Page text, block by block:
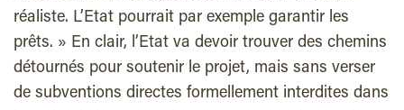
réaliste. L’Etat pourrait par exemple garantir les
prêts. » En clair, l’Etat va devoir trouver des chemins
détournés pour soutenir le projet, mais sans verser
de subventions directes formellement interdites dans